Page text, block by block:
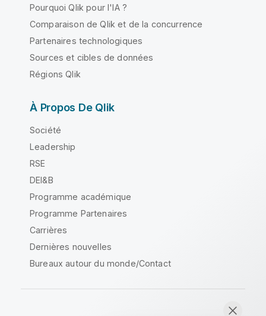
Pourquoi Qlik pour l'IA ?
Comparaison de Qlik et de la concurrence
Partenaires technologiques
Sources et cibles de données
Régions Qlik
À Propos De Qlik
Société
Leadership
RSE
DEI&B
Programme académique
Programme Partenaires
Carrières
Dernières nouvelles
Bureaux autour du monde/Contact